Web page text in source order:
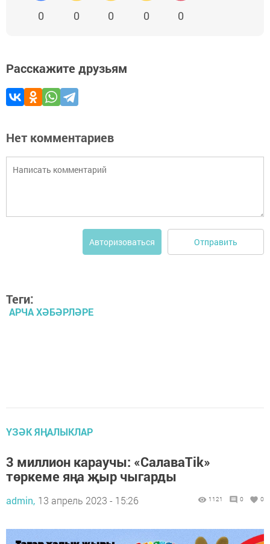
0 0 0 0 0
Расскажите друзьям
Нет комментариев
Авторизоваться Отправить
Теги:
АРЧА ХӘБӘРЛӘРЕ
ҮЗӘК ЯҢАЛЫКЛАР
3 миллион караучы: «СалаваTik»
төркеме яңа җыр чыгарды
admin, 13 апрель 2023 - 15:26 1121 0 0